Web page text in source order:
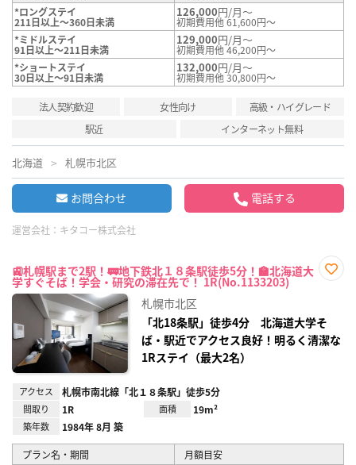
*ロングステイ
211日以上～360日未満
126,000円/月～
初期費用他 61,600円～
*ミドルステイ
91日以上～211日未満
129,000円/月～
初期費用他 46,200円～
*ショートステイ
30日以上～91日未満
132,000円/月～
初期費用他 30,800円～
法人契約歓迎 女性向け
高級・ハイグレード
駅近
インターネット無料
北海道 札幌市北区
お問合わせ 電話する
運営会社： キタコー株式会社
🚉札幌駅まで2駅！🚃地下鉄北１８条駅徒歩5分！🏫北海道大
学すぐそば！学会・研究の滞在先で！ 1R(No.1133203)
録
札幌市北区
「北18条駅」徒歩4分 北海道大学そ
ば・駅近でアクセス良好！明るく清潔な
1Rステイ（最大2名）
アクセス 札幌市南北線「北１８条駅」徒歩5分
間取り 1R 面積 19m²
築年数 1984年 8月 築
プラン名・期間
月額目安